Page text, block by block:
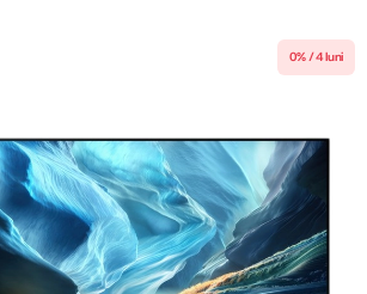
0% / 4 luni